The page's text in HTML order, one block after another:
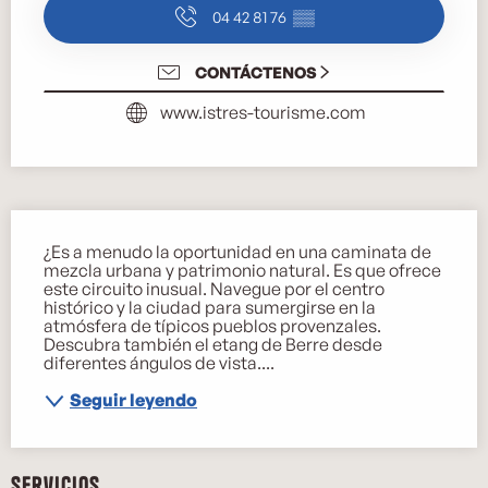
04 42 81 76 ▒▒
CONTÁCTENOS
www.istres-tourisme.com
¿Es a menudo la oportunidad en una caminata de
mezcla urbana y patrimonio natural. Es que ofrece
este circuito inusual. Navegue por el centro
histórico y la ciudad para sumergirse en la
atmósfera de típicos pueblos provenzales.
Descubra también el etang de Berre desde
diferentes ángulos de vista....
Seguir leyendo